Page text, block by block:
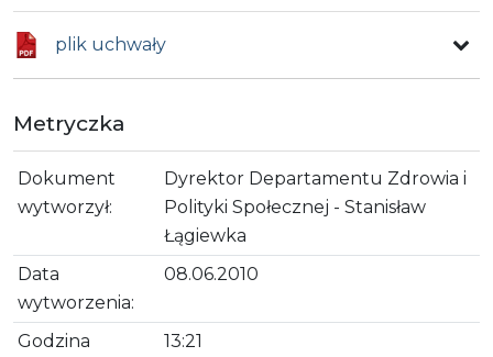
plik uchwały
Metryczka
Dokument
wytworzył:
Dyrektor Departamentu Zdrowia i
Polityki Społecznej - Stanisław
Łągiewka
Data
wytworzenia:
08.06.2010
Godzina
13:21